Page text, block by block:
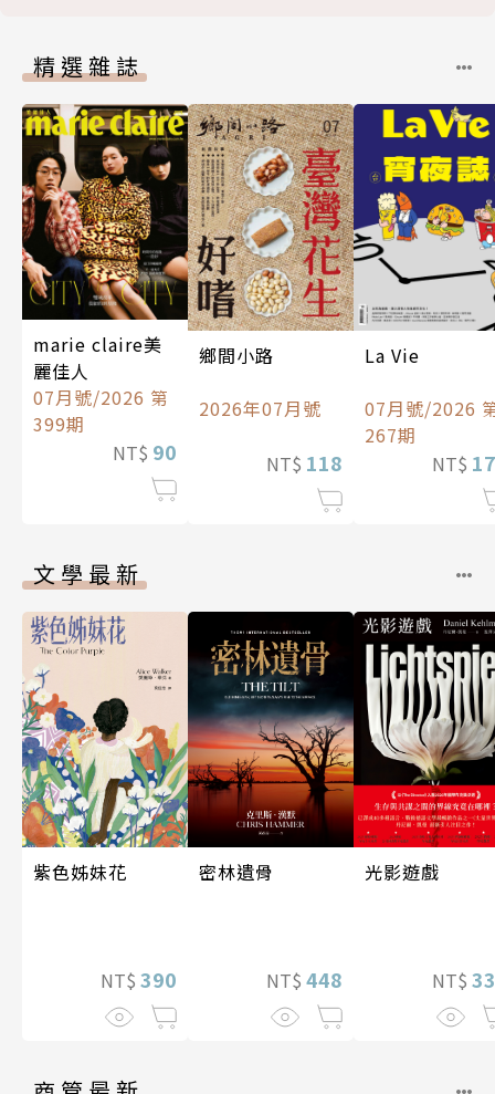
精選雜誌
marie claire美
麗佳人
07月號/2026 第
399期
NT$ 90
鄉間小路
2026年07月號
NT$ 118
La Vie
07月號/2026
267期
NT$
文學最新
紫色姊妹花
NT$ 390
密林遺骨
NT$ 448
光影遊戲
NT$